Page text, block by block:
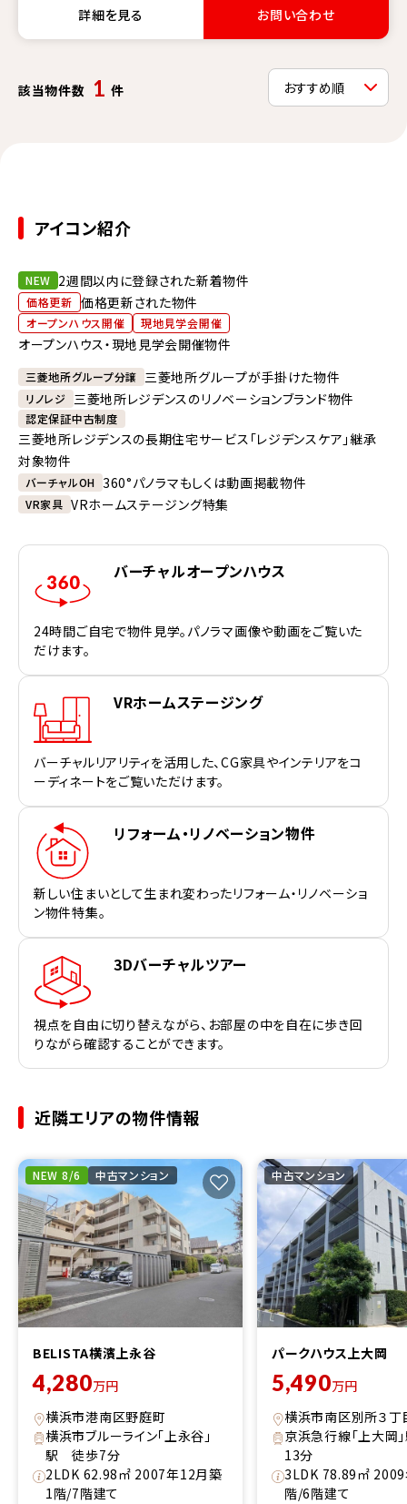
詳細を見る お問い合わせ
該当物件数 1 件
アイコン紹介
NEW 2週間以内に登録された新着物件
価格更新 価格更新された物件
オープンハウス開催 現地見学会開催
オープンハウス・現地見学会開催物件
三菱地所グループ分譲 三菱地所グループが手掛けた物件
リノレジ 三菱地所レジデンスのリノベーションブランド物件
認定保証中古制度
三菱地所レジデンスの長期住宅サービス「レジデンスケア」継承
対象物件
バーチャルOH 360°パノラマもしくは動画掲載物件
VR家具 VRホームステージング特集
バーチャルオープンハウス
24時間ご自宅で物件見学。パノラマ画像や動画をご覧いた
だけます。
VRホームステージング
バーチャルリアリティを活用した、CG家具やインテリアをコ
ーディネートをご覧いただけます。
リフォーム・リノベーション物件
新しい住まいとして生まれ変わったリフォーム・リノベーショ
ン物件特集。
3Dバーチャルツアー
視点を自由に切り替えながら、お部屋の中を自在に歩き回
りながら確認することができます。
近隣エリアの物件情報
NEW 8/6 中古マンション
BELISTA横濱上永谷
4,280万円
横浜市港南区野庭町
横浜市ブルーライン「上永谷」
駅 徒歩7分
2LDK 62.98㎡ 2007年12月築
1階/7階建て
中古マンション
パークハウス上大岡
5,490万円
横浜市南区別所３丁
京浜急行線「上大岡
13分
3LDK 78.89㎡
階/6階建て